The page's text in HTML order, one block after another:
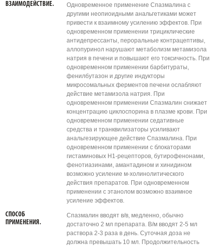
ВЗАИМОДЕЙСТВИЕ.
Одновременное применение Спазмалина с
другими неопиоидными анальгетиками может
привести к взаимному усилению эффектов. При
одновременном применении трициклические
антидепрессанты, пероральные контрацептивы,
аллопуринол нарушают метаболизм метамизола
натрия в печени и повышают его токсичность. При
одновременном применении барбитураты,
фенилбутазон и другие индукторы
микросомальных ферментов печени ослабляют
действие метамизола натрия. При
одновременном применении Спазмалин снижает
концентрацию циклоспорина в плазме крови. При
одновременном применении седативные
средства и транквилизаторы усиливают
анальгезирующее действие Спазмалина. При
одновременном применении с блокаторами
гистаминовых Н1-рецепторов, бутирофенонами,
фенотиазинами, амантадином и хинидином
возможно усиление м-холинолитического
действия препаратов. При одновременном
применении с этанолом возможно взаимное
усиление эффектов.
СПОСОБ
ПРИМЕНЕНИЯ.
Спазмалин вводят в/в, медленно, обычно
достаточно 2 мл препарата. В/м вводят 2-5 мл
раствора 2-3 раза в день. Суточная доза не
должна превышать 10 мл. Продолжительность